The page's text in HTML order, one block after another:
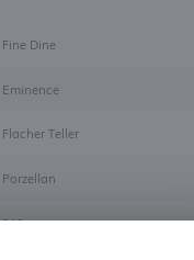
Fine Dine
Eminence
Flacher Teller
Porzellan
210